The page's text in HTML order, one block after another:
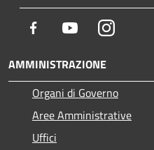
Facebook YoutubeInstagram
AMMINISTRAZIONE
Organi di Governo
Aree Amministrative
Uffici